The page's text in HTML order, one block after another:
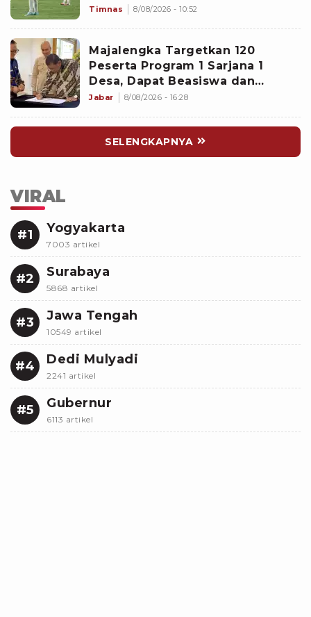
Untungkan Singapura dan
Timnas 8/08/2026 - 10:52
Majalengka Targetkan 120
Peserta Program 1 Sarjana 1
Desa, Dapat Beasiswa dan
Kesempatan Magang di Jepang
Jabar 8/08/2026 - 16:28
SELENGKAPNYA
VIRAL
#1 Yogyakarta
7003 artikel
#2 Surabaya
5868 artikel
#3 Jawa Tengah
10549 artikel
#4 Dedi Mulyadi
2241 artikel
#5 Gubernur
6113 artikel